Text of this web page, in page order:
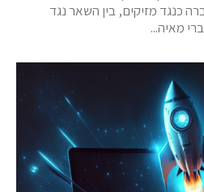
כנגד מזיקים, בין השאר נגד
מאיה...